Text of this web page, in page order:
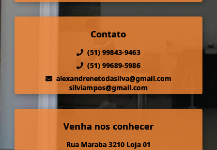
Contato
(51) 99843-9463
(51) 99689-5986
alexandrenetodasilva@gmail.com
silviampos@gmail.com
Venha nos conhecer
Rua Maraba 3210 Loja 01